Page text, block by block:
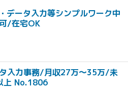
データ入力等シンプルワーク中
/在宅OK
入力事務/月収27万～35万/未
上 No.1806